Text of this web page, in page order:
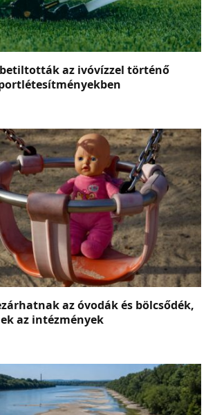
az ivóvízzel történő
az óvodák és bölcsődék,
az intézmények